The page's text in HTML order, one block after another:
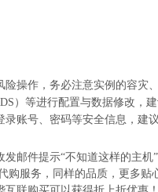
操作，务必注意实例的容灾
）等进行配置与数据修改，
账号、密码等安全信息，建
邮件提示“不知道这样的主
购服务，同样的品质，更多